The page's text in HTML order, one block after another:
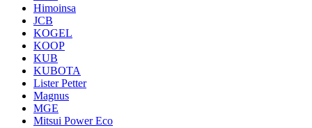
Himoinsa
JCB
KOGEL
KOOP
KUB
KUBOTA
Lister Petter
Magnus
MGE
Mitsui Power Eco